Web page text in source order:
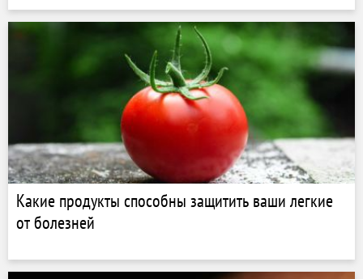
Какие продукты способны защитить ваши легкие
от болезней